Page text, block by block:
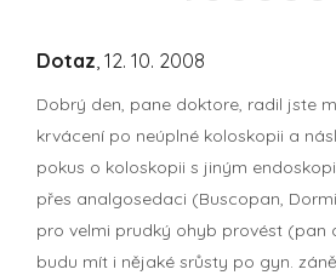
Dotaz, 12. 10. 2008
Dobrý den, pane doktore, radil jste
krvácení po neúplné koloskopii a
pokus o koloskopii s jiným
přes analgosedaci (Buscopan,
pro velmi prudký ohyb provést (pan
budu mít i nějaké srůsty po gyn.